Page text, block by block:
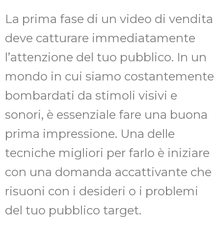
La prima fase di un video di vendita
deve catturare immediatamente
l’attenzione del tuo pubblico. In un
mondo in cui siamo costantemente
bombardati da stimoli visivi e
sonori, è essenziale fare una buona
prima impressione. Una delle
tecniche migliori per farlo è iniziare
con una domanda accattivante che
risuoni con i desideri o i problemi
del tuo pubblico target.